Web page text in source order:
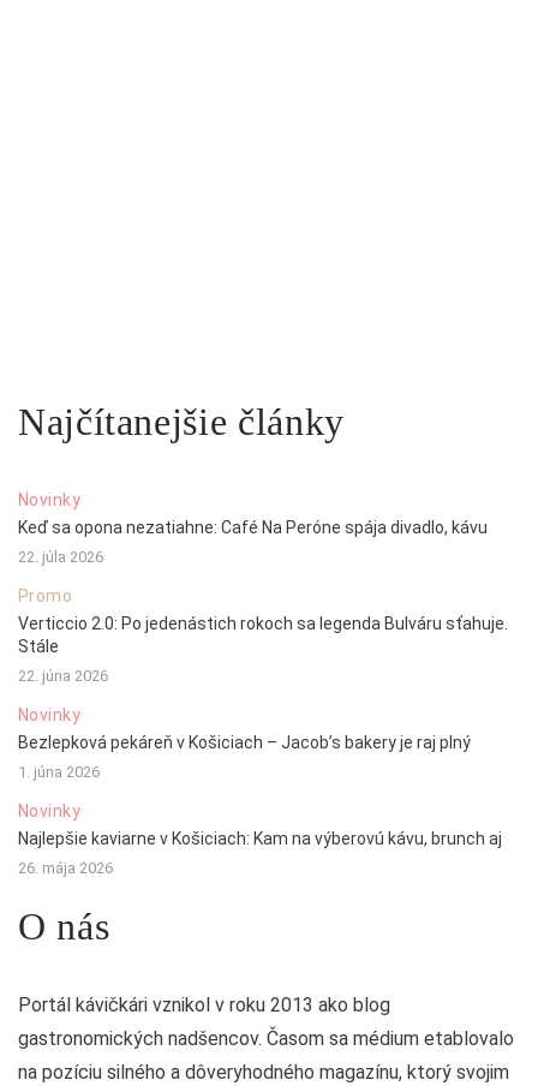
Najčítanejšie články
Novinky
Keď sa opona nezatiahne: Café Na Peróne spája divadlo, kávu
22. júla 2026
Promo
Verticcio 2.0: Po jedenástich rokoch sa legenda Bulváru sťahuje.
Stále
22. júna 2026
Novinky
Bezlepková pekáreň v Košiciach – Jacob’s bakery je raj plný
1. júna 2026
Novinky
Najlepšie kaviarne v Košiciach: Kam na výberovú kávu, brunch aj
26. mája 2026
O nás
Portál kávičkári vznikol v roku 2013 ako blog
gastronomických nadšencov. Časom sa médium etablovalo
na pozíciu silného a dôveryhodného magazínu, ktorý svojim